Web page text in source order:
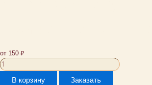
от 150 ₽
Количество
товара
Полноценный
В корзину Заказать